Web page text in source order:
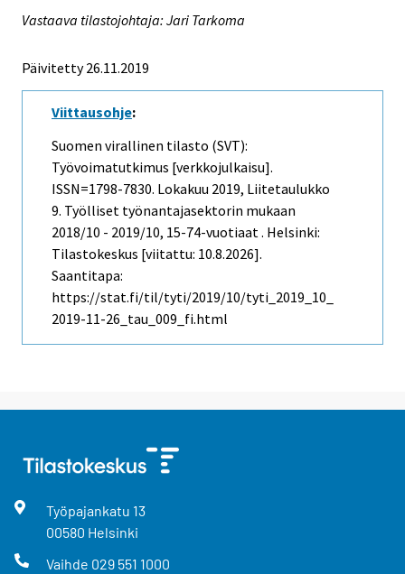
Vastaava tilastojohtaja: Jari Tarkoma
Päivitetty 26.11.2019
Viittausohje:
Suomen virallinen tilasto (SVT):
Työvoimatutkimus [verkkojulkaisu].
ISSN=1798-7830. Lokakuu 2019, Liitetaulukko
9. Työlliset työnantajasektorin mukaan
2018/10 - 2019/10, 15-74-vuotiaat . Helsinki:
Tilastokeskus [viitattu: 10.8.2026].
Saantitapa:
https://stat.fi/til/tyti/2019/10/tyti_2019_10_
2019-11-26_tau_009_fi.html
Työpajankatu 13
00580 Helsinki
Vaihde 029 551 1000